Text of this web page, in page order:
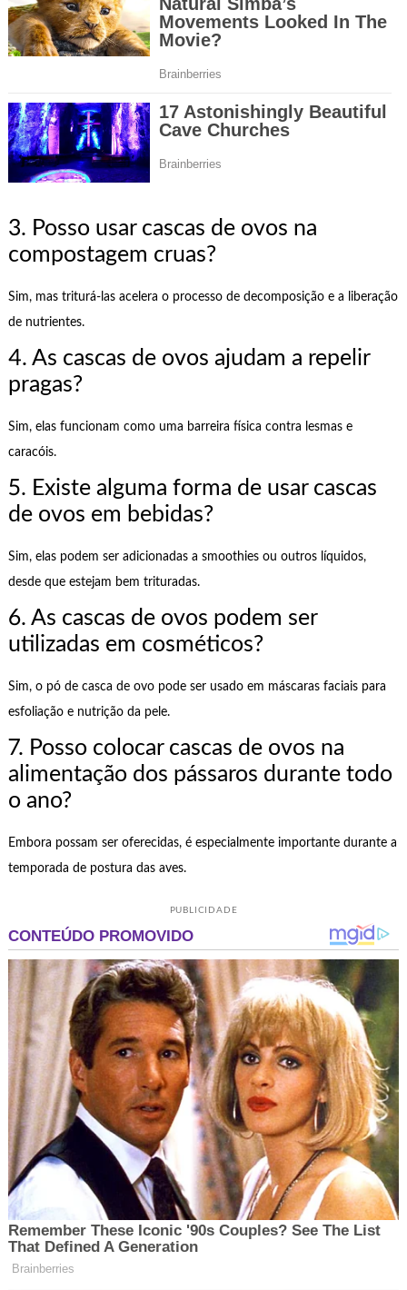
3. Posso usar cascas de ovos na
compostagem cruas?
Sim, mas triturá-las acelera o processo de decomposição e a liberação
de nutrientes.
4. As cascas de ovos ajudam a repelir
pragas?
Sim, elas funcionam como uma barreira física contra lesmas e
caracóis.
5. Existe alguma forma de usar cascas
de ovos em bebidas?
Sim, elas podem ser adicionadas a smoothies ou outros líquidos,
desde que estejam bem trituradas.
6. As cascas de ovos podem ser
utilizadas em cosméticos?
Sim, o pó de casca de ovo pode ser usado em máscaras faciais para
esfoliação e nutrição da pele.
7. Posso colocar cascas de ovos na
alimentação dos pássaros durante todo
o ano?
Embora possam ser oferecidas, é especialmente importante durante a
temporada de postura das aves.
PUBLICIDADE